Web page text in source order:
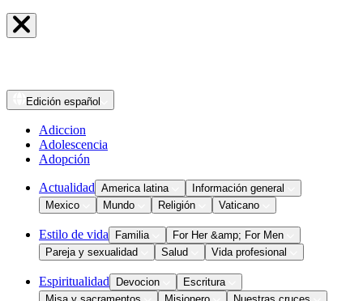
Edición español
Adiccion
Adolescencia
Adopción
Actualidad America latina
Información general
Mexico
Mundo Religión Vaticano
Estilo de vida Familia
For Her &amp; For Men
Pareja y sexualidad
Salud Vida profesional
Espiritualidad Devocion
Escritura